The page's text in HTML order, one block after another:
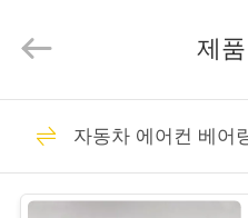
제
2026
WUXI
CO.,LTD..
Reserved.
자동차용
제
자동차 에어컨 베어